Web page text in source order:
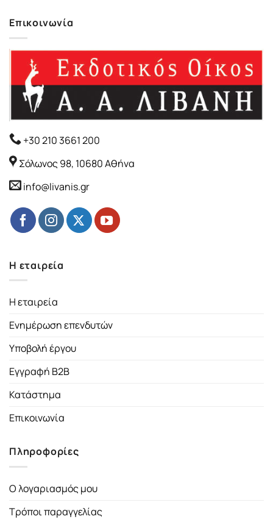
Επικοινωνία
+30 210 3661 200
Σόλωνος 98, 10680 Αθήνα
info@livanis.gr
Η εταιρεία
Η εταιρεία
Ενημέρωση επενδυτών
Υποβολή έργου
Εγγραφή B2B
Κατάστημα
Επικοινωνία
Πληροφορίες
Ο λογαριασμός μου
Τρόποι παραγγελίας